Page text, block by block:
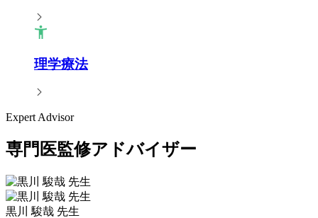
理学療法
Expert Advisor
専門医監修アドバイザー
黒川 駿哉 先生